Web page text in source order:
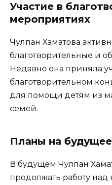
Участие в
мероприятиях
Чулпан Хаматова
благотворительные и
Недавно она приняла
благотворительном
для помощи детям из
семей.
Планы на будущее
В будущем Чулпан
продолжать работу